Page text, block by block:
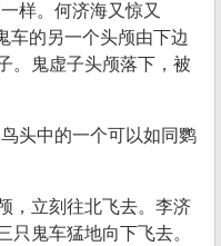
样。何济海又惊又
车的另一个头颅由下边
。鬼虚子头颅落下，被
头中的一个可以如同鹦
，立刻往北飞去。李济
只鬼车猛地向下飞去。